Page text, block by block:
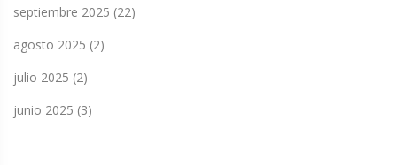
septiembre 2025 (22)
agosto 2025 (2)
julio 2025 (2)
junio 2025 (3)